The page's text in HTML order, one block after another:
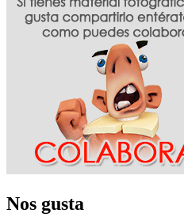
Nos gusta